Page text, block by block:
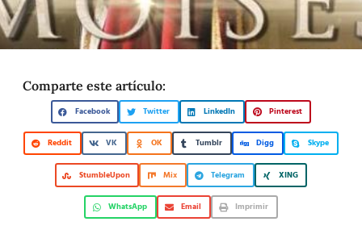
Comparte este artículo:
Facebook Twitter LinkedIn Pinterest
Reddit VK OK Tumblr Digg Skype
StumbleUpon Mix Telegram XING
WhatsApp Email Imprimir